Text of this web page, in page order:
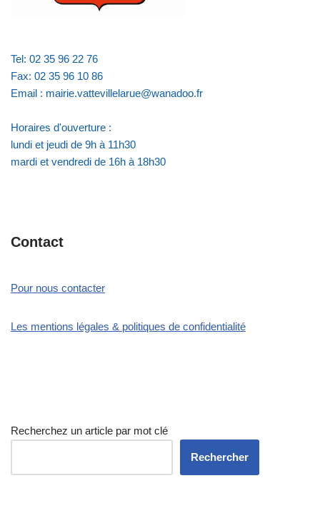
Tel: 02 35 96 22 76
Fax: 02 35 96 10 86
Email : mairie.vattevillelarue@wanadoo.fr
Horaires d'ouverture :
lundi et jeudi de 9h à 11h30
mardi et vendredi de 16h à 18h30
Contact
Pour nous contacter
Les mentions légales & politiques de confidentialité
Recherchez un article par mot clé
Rechercher